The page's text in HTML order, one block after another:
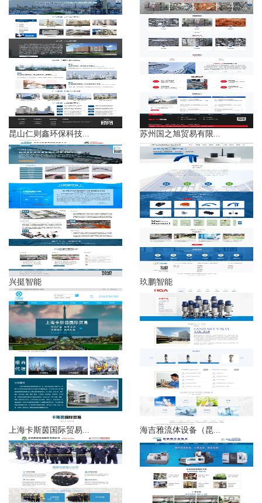
昆山仁则鑫环保科技... 苏州国之旭贸易有限...
兴挺智能 玖鹏智能
上海卡斯茵国际贸易... 海吉雅流体设备（昆...